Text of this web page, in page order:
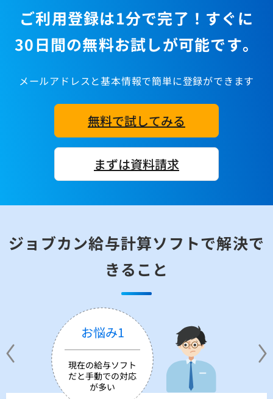
ご利用登録は1分で完了！すぐに
30日間の無料お試しが可能です。
メールアドレスと基本情報で簡単に登録ができます
無料で試してみる
まずは資料請求
ジョブカン給与計算ソフトで解決で
きること
お悩み1
現在の給与ソフト
だと手動での対応
が多い